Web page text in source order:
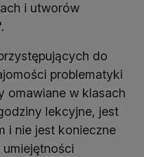
i utworów
do
problematyki
omawiane w klasach
lekcyjne, jest
i nie jest konieczne